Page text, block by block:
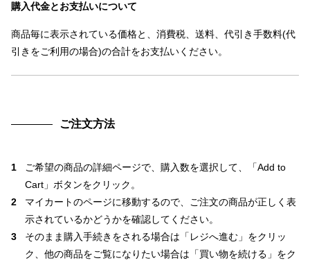
購入代金とお支払いについて
商品毎に表示されている価格と、消費税、送料、代引き手数料(代
引きをご利用の場合)の合計をお支払いください。
ご注文方法
1
ご希望の商品の詳細ページで、購入数を選択して、「Add to
Cart」ボタンをクリック。
2
マイカートのページに移動するので、ご注文の商品が正しく表
示されているかどうかを確認してください。
3
そのまま購入手続きをされる場合は「レジへ進む」をクリッ
ク、他の商品をご覧になりたい場合は「買い物を続ける」をク